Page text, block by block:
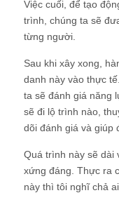
Việc cuối, để tạo
trình, chúng ta sẽ
từng người.
Sau khi xây xong,
danh này vào thực
ta sẽ đánh giá năng
sẽ đi lộ trình nào,
dõi đánh giá và giúp
Quá trình này sẽ dài
xứng đáng. Thực ra
này thì tôi nghĩ chả